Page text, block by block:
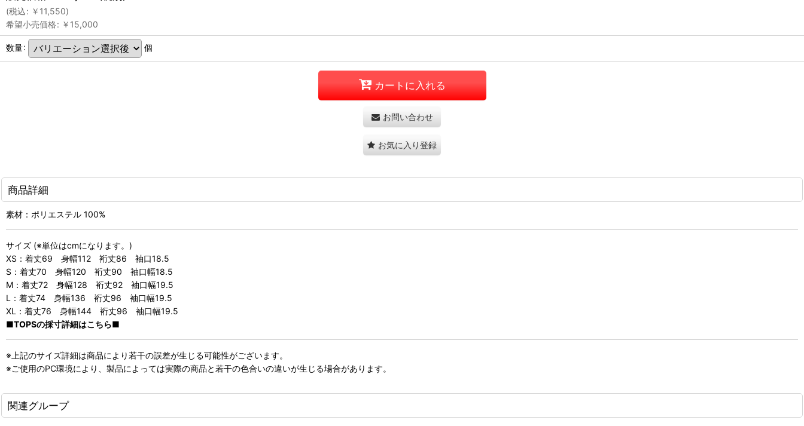
(税込: ￥ 11,550)
希望小売価格: ￥ 15,000
数量: 個
カートに入れる
お問い合わせ
お気に入り登録
商品詳細
素材：ポリエステル 100%
サイズ (※単位はcmになります。)
XS：着丈69 身幅112 裄丈86 袖口18.5
S：着丈70 身幅120 裄丈90 袖口幅18.5
M：着丈72 身幅128 裄丈92 袖口幅19.5
L：着丈74 身幅136 裄丈96 袖口幅19.5
XL：着丈76 身幅144 裄丈96 袖口幅19.5
■TOPSの採寸詳細はこちら■
※上記のサイズ詳細は商品により若干の誤差が生じる可能性がございます。
※ご使用のPC環境により、製品によっては実際の商品と若干の色合いの違いが生じる場合があります。
関連グループ